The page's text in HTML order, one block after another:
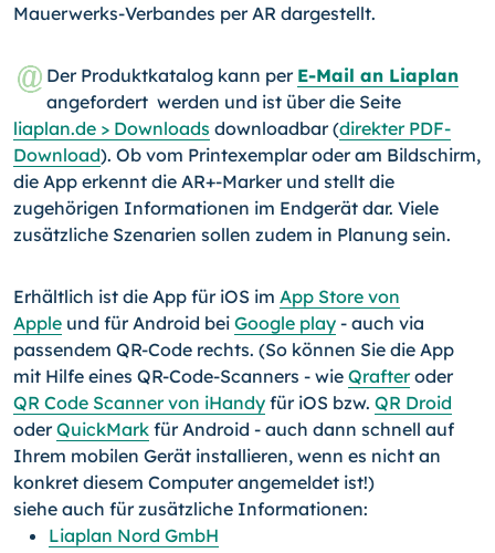
Mauerwerks-Verbandes per AR dargestellt.
Der Produktkatalog kann per E-Mail an Liaplan
angefordert werden und ist über die Seite
liaplan.de > Downloads downloadbar (direkter PDF-
Download). Ob vom Printexemplar oder am Bildschirm,
die App erkennt die AR+-Marker und stellt die
zugehörigen Informationen im Endgerät dar. Viele
zusätzliche Szenarien sollen zudem in Planung sein.
Erhältlich ist die App für iOS im App Store von
Apple und für Android bei Google play - auch via
passendem QR-Code rechts. (So können Sie die App
mit Hilfe eines QR-Code-Scanners - wie Qrafteroder
QR Code Scanner von iHandy für iOS bzw. QR Droid
oderQuickMark für Android - auch dann schnell auf
Ihrem mobilen Gerät installieren, wenn es nicht an
konkret diesem Computer angemeldet ist!)
siehe auch für zusätzliche Informationen:
Liaplan Nord GmbH